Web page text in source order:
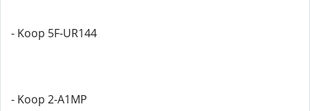
- Koop 5F-UR144
- Koop 2-A1MP